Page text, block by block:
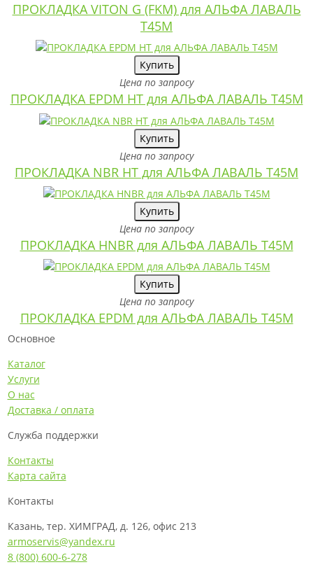
ПРОКЛАДКА VITON G (FKM) для АЛЬФА ЛАВАЛЬ
T45M
Купить
Цена по запросу
ПРОКЛАДКА EPDM HT для АЛЬФА ЛАВАЛЬ T45M
Купить
Цена по запросу
ПРОКЛАДКА NBR HT для АЛЬФА ЛАВАЛЬ T45M
Купить
Цена по запросу
ПРОКЛАДКА HNBR для АЛЬФА ЛАВАЛЬ T45M
Купить
Цена по запросу
ПРОКЛАДКА EPDM для АЛЬФА ЛАВАЛЬ T45M
Основное
Каталог
Услуги
О нас
Доставка / оплата
Служба поддержки
Контакты
Карта сайта
Контакты
Казань, тер. ХИМГРАД, д. 126, офис 213
armoservis@yandex.ru
8 (800) 600-6-278